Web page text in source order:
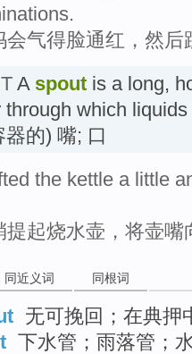
会气得脸通红，然
A spout is a long,
through which
器的) 嘴; 口
the kettle a little
提起烧水壶，将壶嘴
同近义词 同根词
无可挽回；在典押
下水管；雨落管；